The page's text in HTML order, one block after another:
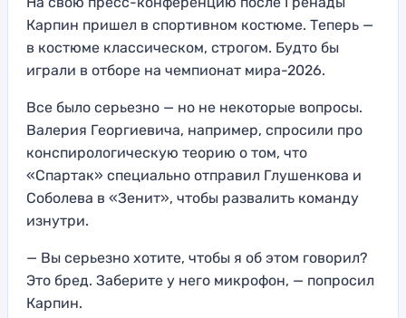
Карпин пришел в спортивном костюме. Теперь —
в костюме классическом, строгом. Будто бы
играли в отборе на чемпионат мира-2026.
Все было серьезно — но не некоторые вопросы.
Валерия Георгиевича, например, спросили про
конспирологическую теорию о том, что
«Спартак» специально отправил Глушенкова и
Соболева в «Зенит», чтобы развалить команду
изнутри.
— Вы серьезно хотите, чтобы я об этом говорил?
Это бред. Заберите у него микрофон, — попросил
Карпин.